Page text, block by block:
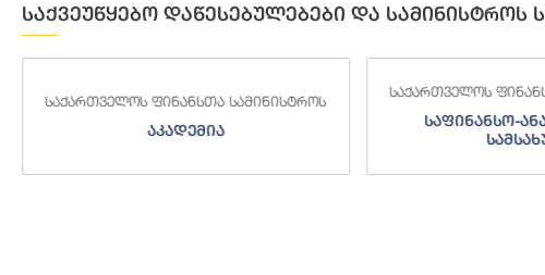
საქვეუწყებო დაწესებულებები და სამინისტროს
საქართველოს ფინანსთა სამინისტროს
აკადემია
საქართველოს
საფინანსო-